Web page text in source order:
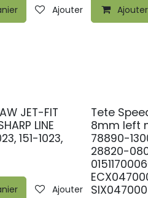
Ajouter à la liste de
JET-FIT
LINE
151-1023,
Ajouter à la liste de
Tete
8mm left
78890-
28820-